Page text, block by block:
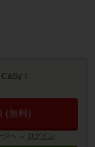
！
(無料)
ジへ → ログイン